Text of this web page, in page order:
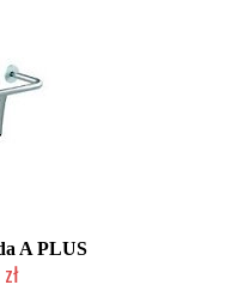
A PLUS